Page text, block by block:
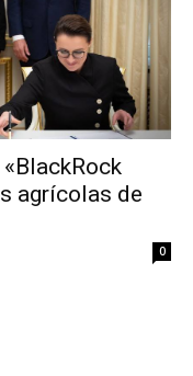
agrícolas de
0